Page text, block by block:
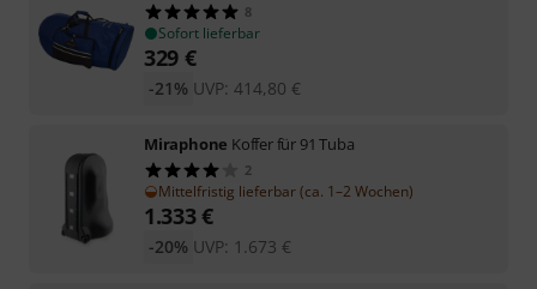
8
Sofort lieferbar
329 €
UVP: 414,80 €
-21%
Miraphone Koffer für 91 Tuba
2
Mittelfristig lieferbar (ca. 1–2 Wochen)
1.333€
UVP: 1.673 €
-20%